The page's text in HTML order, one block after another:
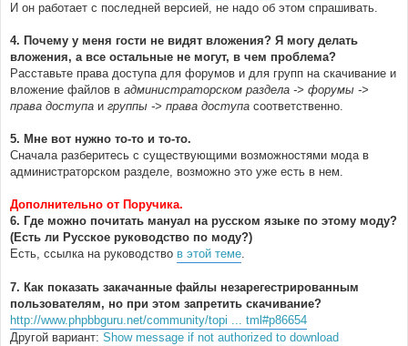
И он работает с последней версией, не надо об этом спрашивать.
4. Почему у меня гости не видят вложения? Я могу делать
вложения, а все остальные не могут, в чем проблема?
Расставьте права доступа для форумов и для групп на скачивание и
вложение файлов в администраторском раздела -> форумы ->
права доступа и группы -> права доступа соответственно.
5. Мне вот нужно то-то и то-то.
Сначала разберитесь с существующими возможностями мода в
администраторском разделе, возможно это уже есть в нем.
Дополнительно от Поручика.
6. Где можно почитать мануал на русском языке по этому моду?
(Есть ли Русское руководство по моду?)
Есть, ссылка на руководство в этой теме.
7. Как показать закачанные файлы незарегестрированным
пользователям, но при этом запретить скачивание?
http://www.phpbbguru.net/community/topi ... tml#p86654
Другой вариант: Show message if not authorized to download